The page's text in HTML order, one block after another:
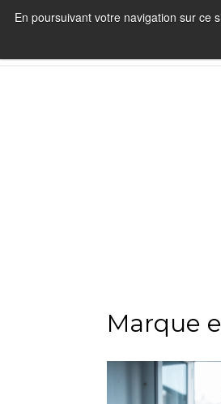
En poursuivant votre navigation sur ce
Marque